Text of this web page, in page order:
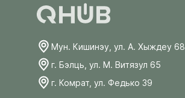
Мун. Кишинэу, ул. А. Хыждеу 68
г. Бэлць, ул. М. Витязул 65
г. Комрат, ул. Федько 39